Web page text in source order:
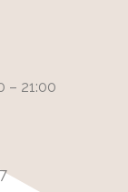
– 21:00